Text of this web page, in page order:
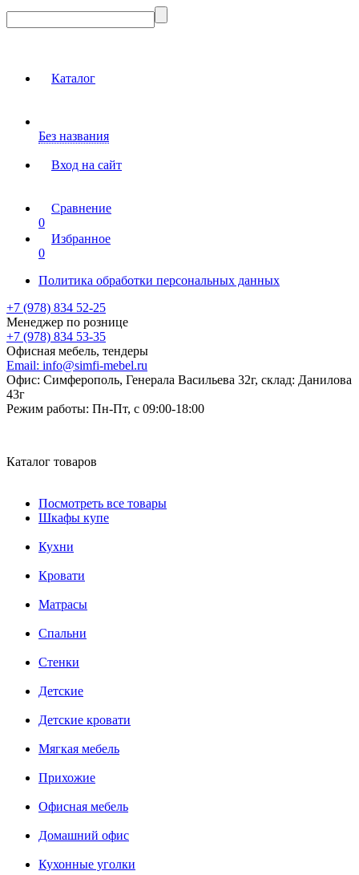
Каталог
Без названия
Вход на сайт
Сравнение
0
Избранное
0
Политика обработки персональных данных
+7 (978) 834 52-25
Менеджер по рознице
+7 (978) 834 53-35
Офисная мебель, тендеры
Email: info@simfi-mebel.ru
Офис: Симферополь, Генерала Васильева 32г, склад: Данилова
43г
Режим работы: Пн-Пт, с 09:00-18:00
Каталог товаров
Посмотреть все товары
Шкафы купе
Кухни
Кровати
Матрасы
Cпальни
Стенки
Детские
Детские кровати
Мягкая мебель
Прихожие
Офисная мебель
Домашний офис
Кухонные уголки